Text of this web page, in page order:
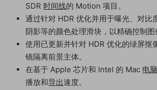
SDR 时间线的 Motion 项目。
通过针对 HDR 优化并用于曝光、对比
阴影等的颜色处理滑块，以精确控制图
使用已更新并针对 HDR 优化的绿屏抠
镜隔离前景主体。
在基于 Apple 芯片和 Intel 的 Mac 电脑
播放和导出速度。